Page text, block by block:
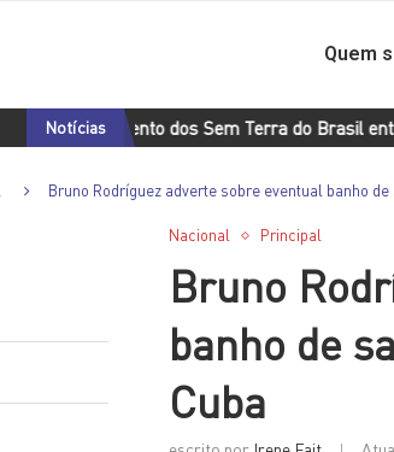
Notícias
Movimento dos Sem Terra do Brasil entrega
Quem
Bruno Rodríguez adverte sobre eventual banho
Nacional Principal
Bruno
banho de
Cuba